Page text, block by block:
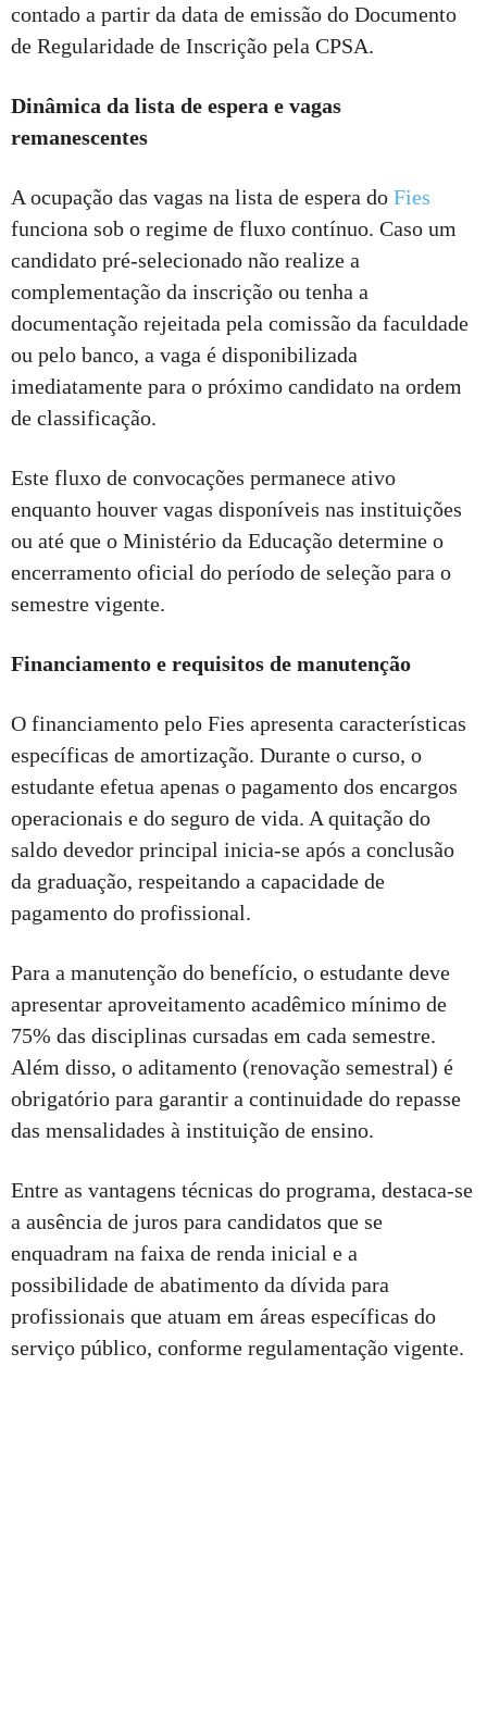
contado a partir da data de emissão do Documento
de Regularidade de Inscrição pela CPSA.
Dinâmica da lista de espera e vagas
remanescentes
A ocupação das vagas na lista de espera do Fies
funciona sob o regime de fluxo contínuo. Caso um
candidato pré-selecionado não realize a
complementação da inscrição ou tenha a
documentação rejeitada pela comissão da faculdade
ou pelo banco, a vaga é disponibilizada
imediatamente para o próximo candidato na ordem
de classificação.
Este fluxo de convocações permanece ativo
enquanto houver vagas disponíveis nas instituições
ou até que o Ministério da Educação determine o
encerramento oficial do período de seleção para o
semestre vigente.
Financiamento e requisitos de manutenção
O financiamento pelo Fies apresenta características
específicas de amortização. Durante o curso, o
estudante efetua apenas o pagamento dos encargos
operacionais e do seguro de vida. A quitação do
saldo devedor principal inicia-se após a conclusão
da graduação, respeitando a capacidade de
pagamento do profissional.
Para a manutenção do benefício, o estudante deve
apresentar aproveitamento acadêmico mínimo de
75% das disciplinas cursadas em cada semestre.
Além disso, o aditamento (renovação semestral) é
obrigatório para garantir a continuidade do repasse
das mensalidades à instituição de ensino.
Entre as vantagens técnicas do programa, destaca-se
a ausência de juros para candidatos que se
enquadram na faixa de renda inicial e a
possibilidade de abatimento da dívida para
profissionais que atuam em áreas específicas do
serviço público, conforme regulamentação vigente.